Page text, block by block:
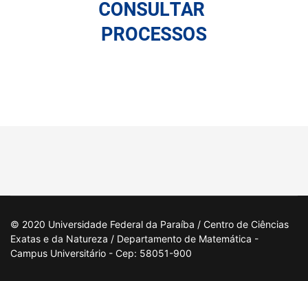
© 2020 Universidade Federal da Paraíba / Centro de Ciências
Exatas e da Natureza / Departamento de Matemática -
Campus Universitário - Cep: 58051-900